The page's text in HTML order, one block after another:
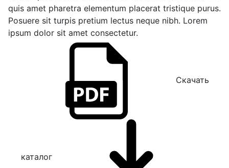
quis amet pharetra elementum placerat tristique purus.
Posuere sit turpis pretium lectus neque nibh. Lorem
ipsum dolor sit amet consectetur.
Скачать
каталог